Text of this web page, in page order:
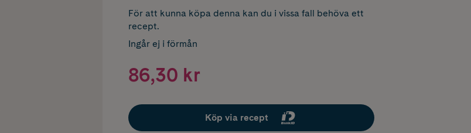
För att kunna köpa denna kan du i vissa fall behöva ett
recept.
Ingår ej i förmån
86,30 kr
Köp via recept